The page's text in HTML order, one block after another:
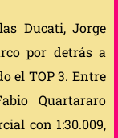
Ducati, Jorge
por detrás a
el TOP 3. Entre
Quartararo
con 1:30.009,